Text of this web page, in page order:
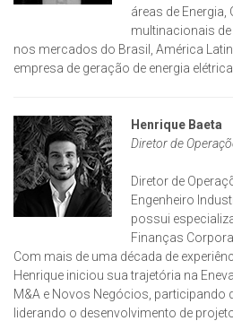
áreas de Energia,
multinacionais
nos mercados do Brasil, América
empresa de geração de energia
Henrique Baeta
Diretor de
Diretor de
Engenheiro
possui
Finanças
Com mais de uma década de
Henrique iniciou sua trajetória na
M&A e Novos Negócios, participando
liderando o desenvolvimento de